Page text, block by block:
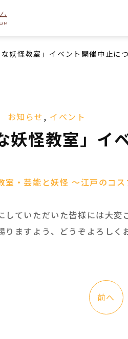
な妖怪教室」イベント開催中止に
お知らせ, イベント
妖怪教室」イ
室・芸能と妖怪 ～江戸のコ
していただいた皆様には大変
りますよう、どうぞよろしく
前へ